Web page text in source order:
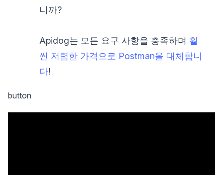
니까?
Apidog는 모든 요구 사항을 충족하며 훨
씬 저렴한 가격으로 Postman을 대체합니
다!
button